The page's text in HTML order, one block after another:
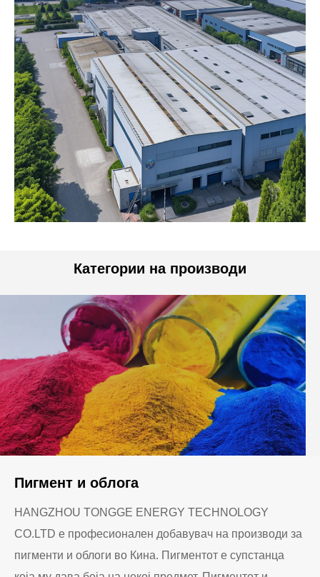
Категории на производи
Пигмент и облога
HANGZHOU TONGGE ENERGY TECHNOLOGY
CO.LTD е професионален добавувач на производи за
пигменти и облоги во Кина. Пигментот е супстанца